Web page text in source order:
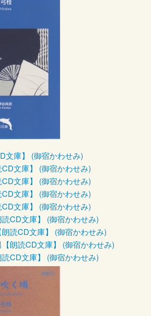
文庫】 (御宿かわせみ)
文庫】 (御宿かわせみ)
文庫】 (御宿かわせみ)
文庫】 (御宿かわせみ)
文庫】 (御宿かわせみ)
CD文庫】 (御宿かわせみ)
読CD文庫】 (御宿かわせみ)
朗読CD文庫】 (御宿かわせみ)
CD文庫】 (御宿かわせみ)